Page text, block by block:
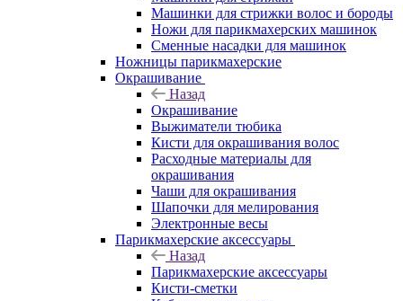
Машинки для стрижки волос и бороды
Ножи для парикмахерских машинок
Сменные насадки для машинок
Ножницы парикмахерские
Окрашивание
Назад
Окрашивание
Выжиматели тюбика
Кисти для окрашивания волос
Расходные материалы для
окрашивания
Чаши для окрашивания
Шапочки для мелирования
Электронные весы
Парикмахерские аксессуары
Назад
Парикмахерские аксессуары
Кисти-сметки